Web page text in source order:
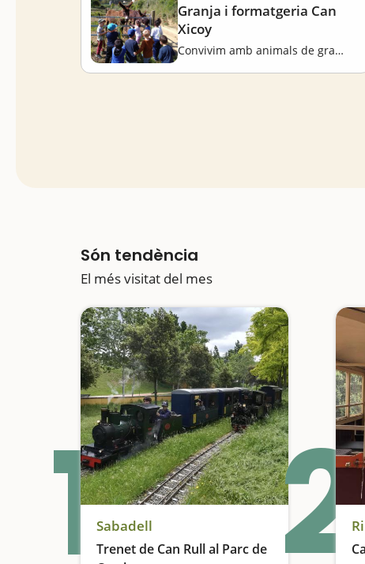
Granja i formatgeria Can
Xicoy
Convivim amb animals de granja i aprenem a fer formatges
Són tendència
El més visitat del mes
1Sabadell
Trenet de Can Rull al Parc de
2